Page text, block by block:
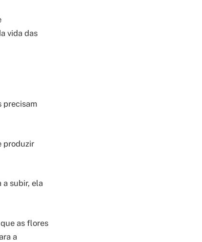
vida das
precisam
produzir
a subir, ela
as flores
a